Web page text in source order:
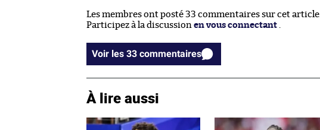
Les membres ont posté 33 commentaires sur cet article.
Participez à la discussion en vous connectant
Voir les 33 commentaires
À lire aussi